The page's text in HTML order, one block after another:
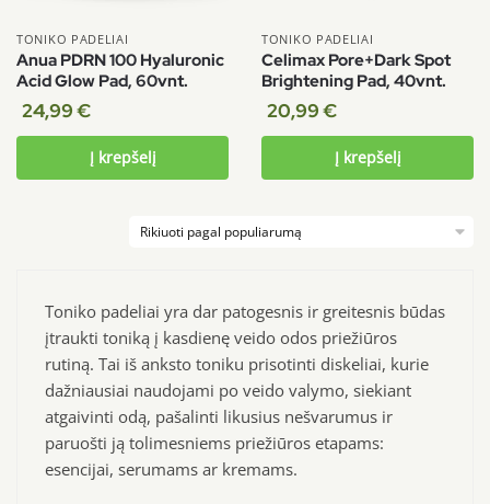
TONIKO PADELIAI
Anua PDRN 100 Hyaluronic
Acid Glow Pad, 60vnt.
24,99€
Į krepšelį
TONIKO PADELIAI
Celimax Pore+Dark Spot
Brightening Pad, 40vnt.
20,99€
Į krepšelį
Toniko padeliai yra dar patogesnis ir greitesnis būdas
įtraukti toniką į kasdienę veido odos priežiūros
rutiną. Tai iš anksto toniku prisotinti diskeliai, kurie
dažniausiai naudojami po veido valymo, siekiant
atgaivinti odą, pašalinti likusius nešvarumus ir
paruošti ją tolimesniems priežiūros etapams:
esencijai, serumams ar kremams.